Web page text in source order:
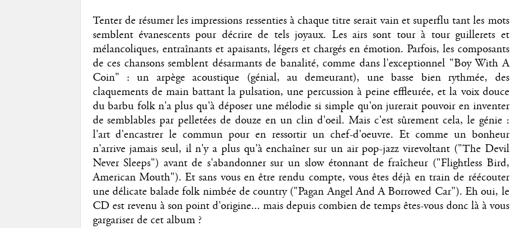
Tenter de résumer les impressions ressenties à chaque titre serait vain et superflu tant les mots
semblent évanescents pour décrire de tels joyaux. Les airs sont tour à tour guillerets et
mélancoliques, entraînants et apaisants, légers et chargés en émotion. Parfois, les composants
de ces chansons semblent désarmants de banalité, comme dans l'exceptionnel "Boy With A
Coin" : un arpège acoustique (génial, au demeurant), une basse bien rythmée, des
claquements de main battant la pulsation, une percussion à peine effleurée, et la voix douce
du barbu folk n'a plus qu'à déposer une mélodie si simple qu'on jurerait pouvoir en inventer
de semblables par pelletées de douze en un clin d'oeil. Mais c'est sûrement cela, le génie :
l'art d'encastrer le commun pour en ressortir un chef-d'oeuvre. Et comme un bonheur
n'arrive jamais seul, il n'y a plus qu'à enchaîner sur un air pop-jazz virevoltant ("The Devil
Never Sleeps") avant de s'abandonner sur un slow étonnant de fraîcheur ("Flightless Bird,
American Mouth"). Et sans vous en être rendu compte, vous êtes déjà en train de réécouter
une délicate balade folk nimbée de country ("Pagan Angel And A Borrowed Car"). Eh oui, le
CD est revenu à son point d'origine... mais depuis combien de temps êtes-vous donc là à vous
gargariser de cet album ?